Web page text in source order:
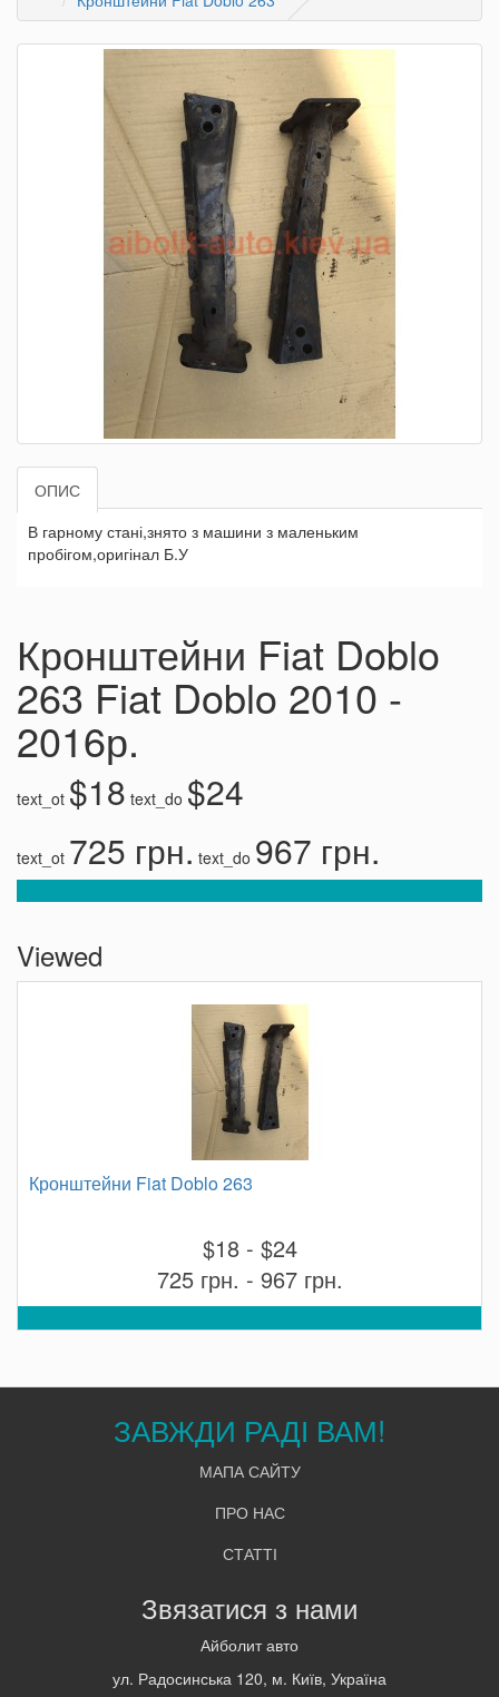
ОПИС
В гарному стані,знято з машини з маленьким
пробігом,оригінал Б.У
Кронштейни Fiat Doblo
263 Fiat Doblo 2010 -
2016р.
text_ot $18 text_do $24
text_ot 725 грн. text_do 967 грн.
Viewed
Кронштейни Fiat Doblo 263
$18 - $24
725 грн. - 967 грн.
ЗАВЖДИ РАДІ ВАМ!
МАПА САЙТУ
ПРО НАС
СТАТТІ
Звязатися з нами
Айболит авто
ул. Радосинська 120, м. Київ, Україна